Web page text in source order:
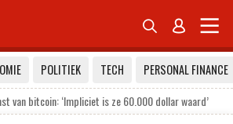
 
POLITIEK TECH
PERSONAL FINANCE
van bitcoin: ‘Impliciet is ze 60.000 dollar waard’